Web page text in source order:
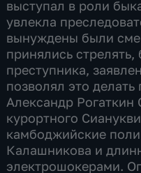
выступал в роли
увлекла
вынуждены были
принялись стрелять,
преступника,
позволял это
Александр Рогаткин
курортного
камбоджийские
Калашникова и
электрошокерами.